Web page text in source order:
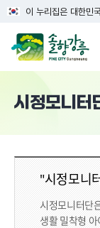
이 누리집은 대한민
시정모니터
"시정모니
시정모니터단
생활 밀착형